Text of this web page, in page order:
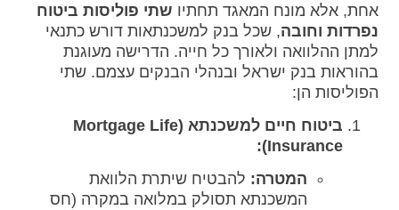
אחת, אלא מונח המאגד תחתיו שתי פוליסות ביטוח
נפרדות וחובה, שכל בנק למשכנתאות דורש כתנאי
למתן ההלוואה ולאורך כל חייה. הדרישה מעוגנת
בהוראות בנק ישראל ובנהלי הבנקים עצמם. שתי
הפוליסות הן:
ביטוח חיים למשכנתא (Mortgage Life
Insurance):
המטרה: להבטיח שיתרת הלוואת
המשכנתא תסולק במלואה במקרה (חס